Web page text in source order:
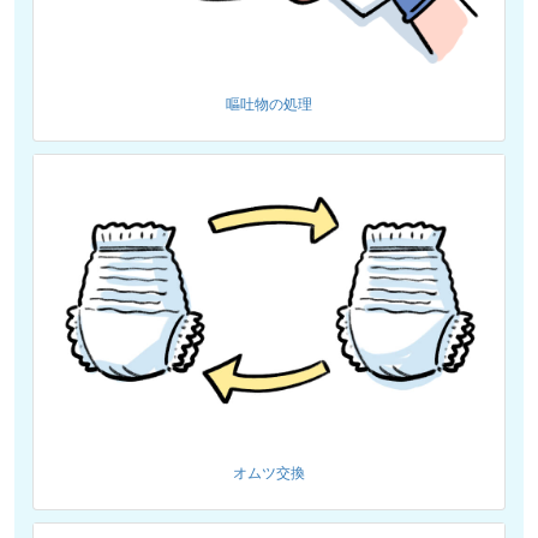
嘔吐物の処理
オムツ交換